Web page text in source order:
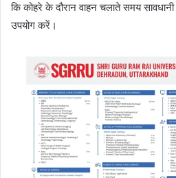
कि कोहरे के दौरान वाहन चलाते समय
उपयोग करें।